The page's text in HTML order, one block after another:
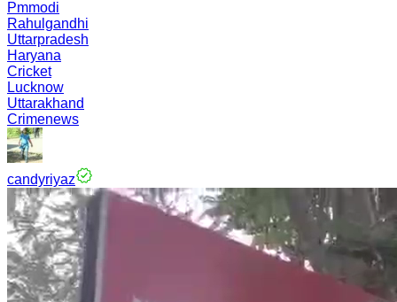
Pmmodi
Rahulgandhi
Uttarpradesh
Haryana
Cricket
Lucknow
Uttarakhand
Crimenews
candyriyaz